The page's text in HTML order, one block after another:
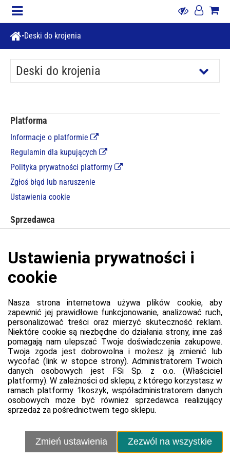
Deski do krojenia
Deski do krojenia
Platforma
Informacje o platformie
Regulamin dla kupujących
Polityka prywatności platformy
Zgłoś błąd lub naruszenie
Ustawienia cookie
Sprzedawca
Polityka prywatności sprzedawcy
Kontakt